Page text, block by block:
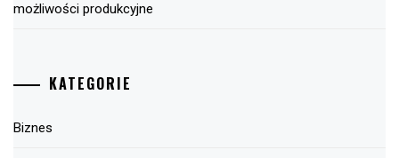
możliwości produkcyjne
KATEGORIE
Biznes